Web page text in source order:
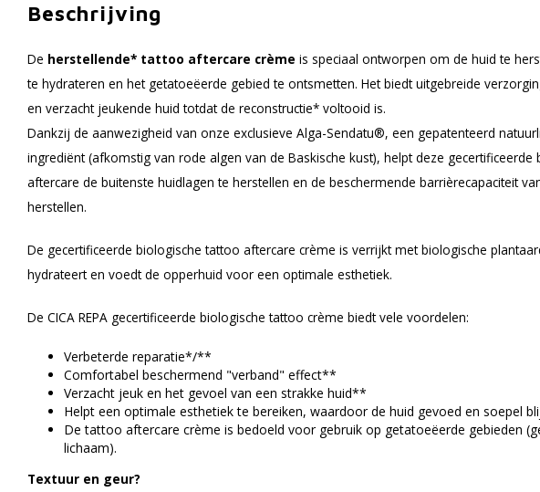
Beschrijving
De herstellende* tattoo aftercare crème is speciaal ontworpen om de huid te
te hydrateren en het getatoeëerde gebied te ontsmetten. Het biedt uitgebreide
en verzacht jeukende huid totdat de reconstructie* voltooid is.
Dankzij de aanwezigheid van onze exclusieve Alga-Sendatu®, een gepatenteerd
ingrediënt (afkomstig van rode algen van de Baskische kust), helpt deze gecertificeerde
aftercare de buitenste huidlagen te herstellen en de beschermende barrièrecapaciteit
herstellen.
De gecertificeerde biologische tattoo aftercare crème is verrijkt met biologische
hydrateert en voedt de opperhuid voor een optimale esthetiek.
De CICA REPA gecertificeerde biologische tattoo crème biedt vele voordelen:
Verbeterde reparatie*/**
Comfortabel beschermend "verband" effect**
Verzacht jeuk en het gevoel van een strakke huid**
Helpt een optimale esthetiek te bereiken, waardoor de huid gevoed en soepel
De tattoo aftercare crème is bedoeld voor gebruik op getatoeëerde gebieden
lichaam).
Textuur en geur?